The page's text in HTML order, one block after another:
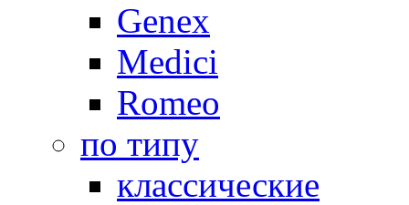
Genex
Medici
Romeo
по типу
классические